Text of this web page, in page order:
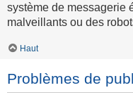
système de messagerie
malveillants ou des
Haut
Problèmes de